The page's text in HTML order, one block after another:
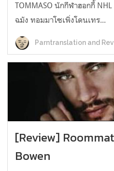
TOMMASO นักกีฬาฮอกกี้
ฉมัง ทอมมาโซเพิ่งโดนเทร...
Parntranslation and
[Review]
Bowen